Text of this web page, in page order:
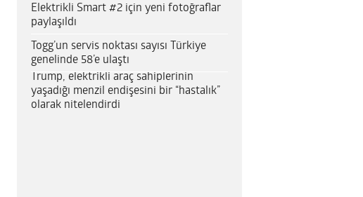
Elektrikli Smart #2 için yeni fotoğraflar
paylaşıldı
Togg’un servis noktası sayısı Türkiye
genelinde 58’e ulaştı
Trump, elektrikli araç sahiplerinin
yaşadığı menzil endişesini bir “hastalık”
olarak nitelendirdi